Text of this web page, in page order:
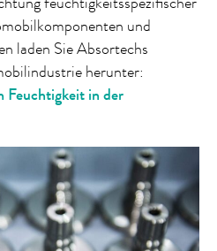
und
laden Sie Absortechs
herunter:
Feuchtigkeit in der